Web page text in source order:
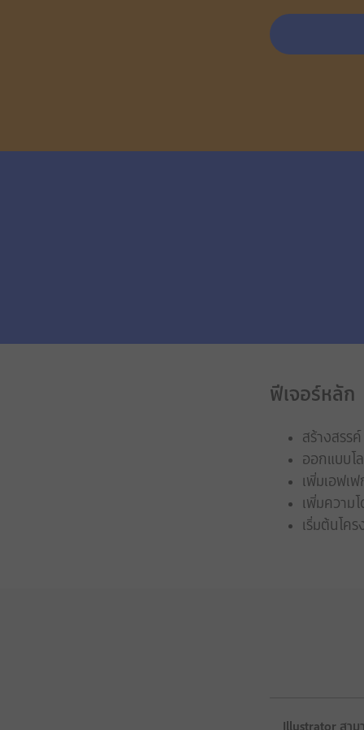
ฟีเจอร์หลัก
สร้างสรร
ออกแบบโ
เพิ่มเอฟเ
เพิ่มความ
เริ่มต้นโค
Illustrator สาม